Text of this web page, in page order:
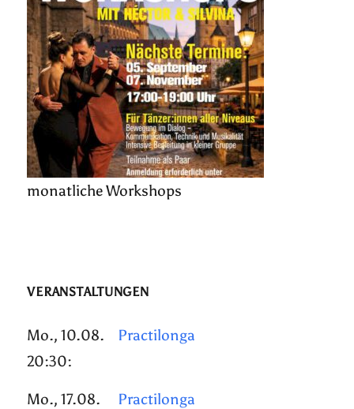
monatliche Workshops
VERANSTALTUNGEN
Mo., 10.08.
20:30:
Practilonga
Mo., 17.08.
Practilonga